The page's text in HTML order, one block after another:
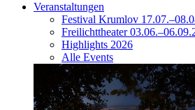
Veranstaltungen
Festival Krumlov
Freilichttheater
Highlights 2026
Alle Events